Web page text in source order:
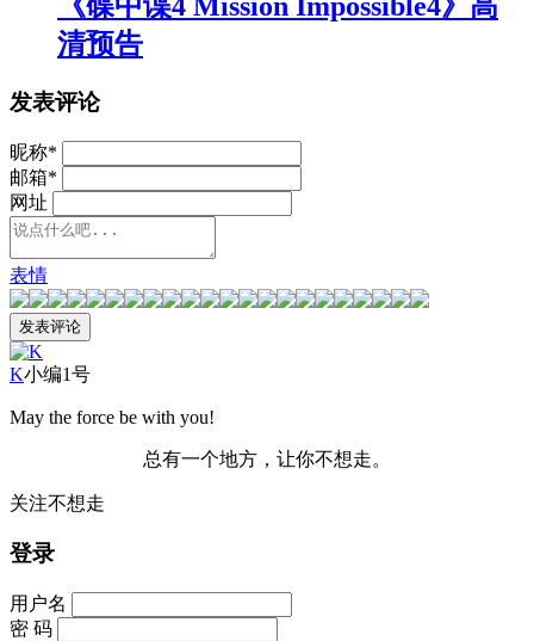
清预告
发表评论
昵称*
邮箱*
网址
表情
K小编1号
May the force be with you!
总有一个地方，让你不想走。
关注不想走
登录
用户名
密 码